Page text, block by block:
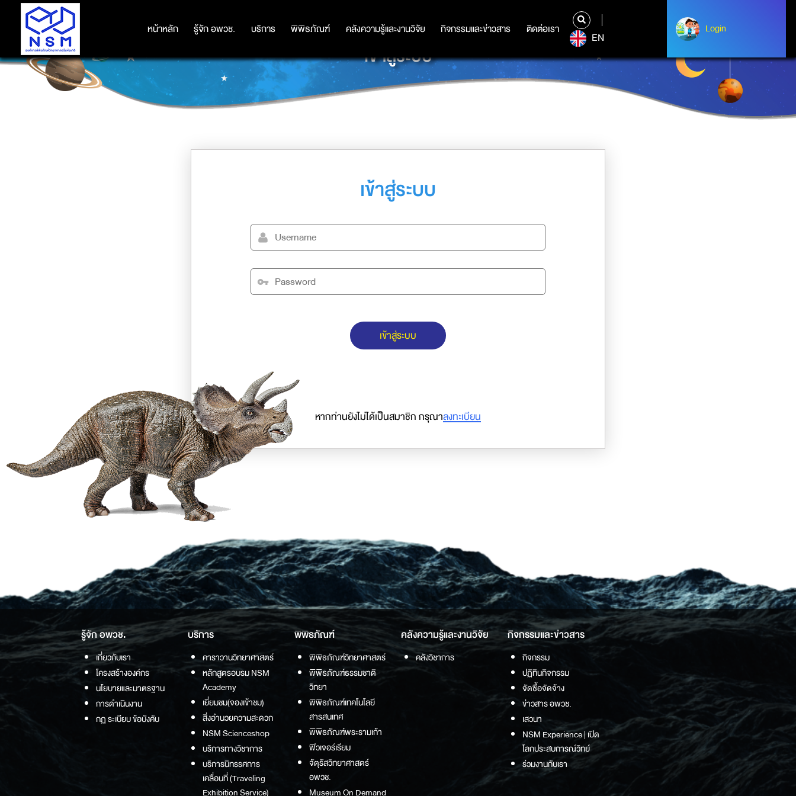
หน้าหลัก รู้จัก อพวช. บริการ พิพิธภัณฑ์ คลังความรู้และงานวิจัย กิจกรรมและข่าวสาร ติดต่อเรา
หน้าหลัก รู้จัก อพวช. บริการ พิพิธภัณฑ์ คลังความรู้และงานวิจัย กิจกรรมและข่าวสาร ติดต่อเรา
EN
Login
Albert Einstein
เข้าสู่ระบบ
เข้าสู่ระบบ
เข้าสู่ระบบ
หากท่านยังไม่ได้เป็นสมาชิก กรุณาลงทะเบียน
รู้จัก อพวช.
เกี่ยวกับเรา
โครงสร้างองค์กร
นโยบายและมาตรฐาน
การดำเนินงาน
กฏ ระเบียบ ข้อบังคับ
บริการ
คาราวานวิทยาศาสตร์
หลักสูตรอบรม NSM
Academy
เยี่ยมชม(จองเข้าชม)
สิ่งอำนวยความสะดวก
NSM Scienceshop
บริการทางวิชาการ
บริการนิทรรศการ
เคลื่อนที่ (Traveling
Exhibition Service)
พิพิธภัณฑ์
พิพิธภัณฑ์วิทยาศาสตร์
พิพิธภัณฑ์ธรรมชาติ
วิทยา
พิพิธภัณฑ์เทคโนโลยี
สารสนเทศ
พิพิธภัณฑ์พระรามเก้า
ฟิวเจอร์เรียม
จัตุรัสวิทยาศาสตร์
อพวช.
Museum On Demand
คลังความรู้และงานวิจัย
คลังวิชาการ
กิจกรรมและข่าวสาร
กิจกรรม
ปฏิทินกิจกรรม
จัดซื้อจัดจ้าง
ข่าวสาร อพวช.
เสวนา
NSM Experience | เปิด
โลกประสบการณ์วิทย์
ร่วมงานกับเรา